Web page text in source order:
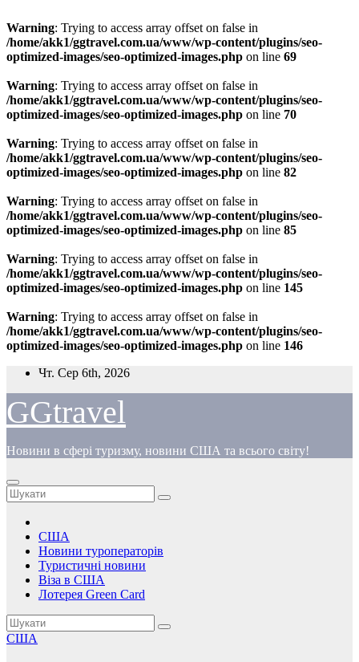
Warning: Trying to access array offset on false in
/home/akk1/ggtravel.com.ua/www/wp-content/plugins/seo-
optimized-images/seo-optimized-images.php on line 69
Warning: Trying to access array offset on false in
/home/akk1/ggtravel.com.ua/www/wp-content/plugins/seo-
optimized-images/seo-optimized-images.php on line 70
Warning: Trying to access array offset on false in
/home/akk1/ggtravel.com.ua/www/wp-content/plugins/seo-
optimized-images/seo-optimized-images.php on line 82
Warning: Trying to access array offset on false in
/home/akk1/ggtravel.com.ua/www/wp-content/plugins/seo-
optimized-images/seo-optimized-images.php on line 85
Warning: Trying to access array offset on false in
/home/akk1/ggtravel.com.ua/www/wp-content/plugins/seo-
optimized-images/seo-optimized-images.php on line 145
Warning: Trying to access array offset on false in
/home/akk1/ggtravel.com.ua/www/wp-content/plugins/seo-
optimized-images/seo-optimized-images.php on line 146
Перейти
вмісту
Чт. Сер 6th, 2026
GGtravel
Новини в сфері туризму, новини США та всього світу!
США
Новини туроператорів
Туристичні новини
Віза в США
Лотерея Green Card
США